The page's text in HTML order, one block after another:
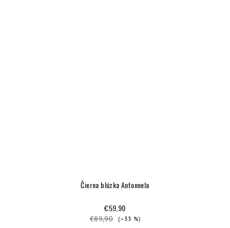
Čierna blúzka Antonnela
€59,90
€89,90 (–33 %)